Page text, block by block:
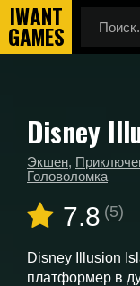
Главная
Новые игры
Disney Illusion Island
Disney
Экшен,
Головоломка
7.8 (5)
Disney Illusion
платформер в